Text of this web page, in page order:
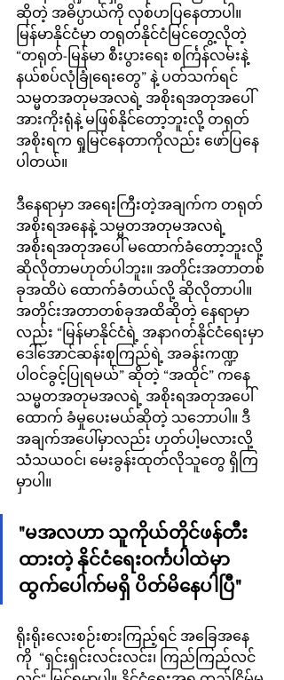
ဆိုတဲ့ အဓိပ္ပာယ်ကို လှစ်ဟပြနေတာပါ။
မြန်မာနိုင်ငံမှာ တရုတ်နိုင်ငံမြင်တွေ့လိုတဲ့
“တရုတ်-မြန်မာ စီးပွားရေး စင်္ကြန်လမ်းနဲ့
နယ်စပ်လုံခြုံရေးတွေ” နဲ့ ပတ်သက်ရင်
သမ္မတအတုမအလရဲ့ အစိုးရအတုအပေါ်
အားကိုးရုံနဲ့ မဖြစ်နိုင်တော့ဘူးလို့ တရုတ်
အစိုးရက ရှုမြင်နေတာကိုလည်း ဖော်ပြနေ
ပါတယ်။
ဒီနေရာမှာ အရေးကြီးတဲ့အချက်က တရုတ်
အစိုးရအနေနဲ့ သမ္မတအတုမအလရဲ့
အစိုးရအတုအပေါ် မထောက်ခံတော့ဘူးလို့
ဆိုလိုတာမဟုတ်ပါဘူး။ အတိုင်းအတာတစ်
ခုအထိပဲ ထောက်ခံတယ်လို့ ဆိုလိုတာပါ။
အတိုင်းအတာတစ်ခုအထိဆိုတဲ့ နေရာမှာ
လည်း “မြန်မာနိုင်ငံရဲ့ အနာဂတ်နိုင်ငံရေးမှာ
ဒေါ်အောင်ဆန်းစုကြည်ရဲ့ အခန်းကဏ္ဍ
ပါဝင်ခွင့်ပြုရမယ်” ဆိုတဲ့ “အထိုင်” ကနေ
သမ္မတအတုမအလရဲ့ အစိုးရအတုအပေါ်
ထောက် ခံမှုပေးမယ်ဆိုတဲ့ သဘောပါ။ ဒီ
အချက်အပေါ်မှာလည်း ဟုတ်ပါ့မလားလို့
သံသယဝင်၊ မေးခွန်းထုတ်လိုသူတွေ ရှိကြ
မှာပါ။
"မအလဟာ သူကိုယ်တိုင်ဖန်တီး
ထားတဲ့ နိုင်ငံရေးဝင်္ကပါထဲမှာ
ထွက်ပေါက်မရှိ ပိတ်မိနေပါပြီ"
ရိုးရိုးလေးစဉ်းစားကြည့်ရင် အခြေအနေ
ကို  “ရှင်းရှင်းလင်းလင်း၊ ကြည်ကြည်လင်